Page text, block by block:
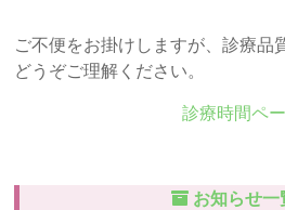
ご不便をお掛けしますが、診療品
どうぞご理解ください。
診療時間ペ
お知らせ一